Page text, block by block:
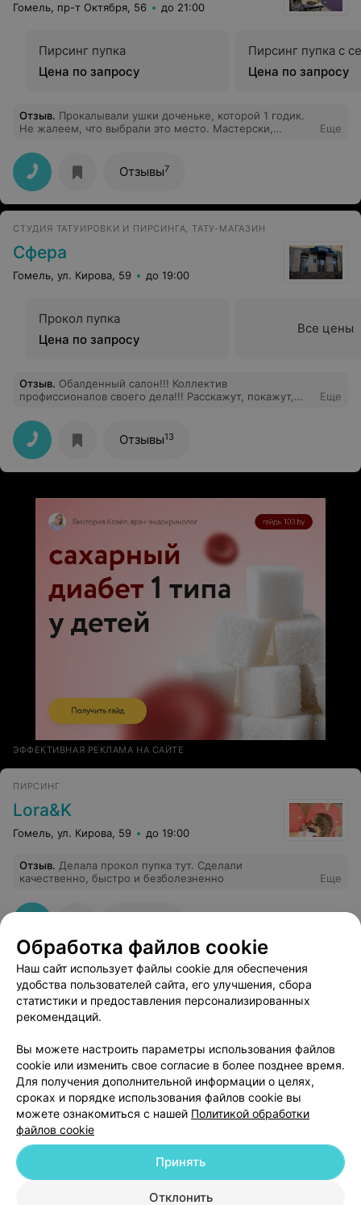
Гомель, пр-т Октября, 56 до 21:00
Пирсинг пупка
Цена по запросу
Пирсинг пупка с
Цена по запросу
Отзыв. Прокалывали ушки доченьке, которой 1 годик.
Не жалеем, что выбрали это место. Мастерски,
Еще
Отзывы7
CТУДИЯ ТАТУИРОВКИ И ПИРСИНГА, ТАТУ-МАГАЗИН
Сфера
Гомель, ул. Кирова, 59 до 19:00
Прокол пупка
Цена по запросу
Все цены
Отзыв. Обалденный салон!!! Коллектив
профиссионалов своего дела!!! Расскажут, покажут,
данный салон!!!
Еще
Отзывы13
ЭФФЕКТИВНАЯ РЕКЛАМА НА САЙТЕ
ПИРСИНГ
Lora&K
Гомель, ул. Кирова, 59 до 19:00
Отзыв. Делала прокол пупка тут. Сделали
качественно, быстро и безболезненно
Еще
Добавить специалиста
О проекте Новости проекта
Размещение рекламы
Обработка файлов cookie
Наш сайт использует файлы cookie для обеспечения
удобства пользователей сайта, его улучшения, сбора
статистики и предоставления персонализированных
рекомендаций.
Вы можете настроить параметры использования файлов
cookie или изменить свое согласие в более позднее время.
Для получения дополнительной информации о целях,
сроках и порядке использования файлов cookie вы
можете ознакомиться с нашей Политикой обработки
файлов cookie
Отклонить
Принять